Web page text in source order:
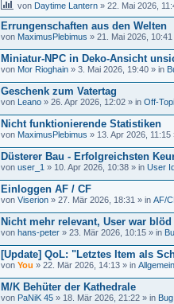
von Daytime Lantern » 22. Mai 2026,
Errungenschaften aus den Welten
von MaximusPlebimus » 21. Mai 2026, 10:41
Miniatur-NPC in Deko-Ansicht
von Mor Rioghain » 3. Mai 2026, 19:40 » in
Geschenk zum Vatertag
von Leano » 26. Apr 2026, 12:02 » in Off-
Nicht funktionierende Statistiken
von MaximusPlebimus » 13. Apr 2026, 11:15
Düsterer Bau - Erfolgreichsten
von user_1 » 10. Apr 2026, 10:38 » in User
Einloggen AF / CF
von Viserion » 27. Mär 2026, 18:31 » in AF/
Nicht mehr relevant, User war blöd
von hans-peter » 23. Mär 2026, 10:15 » in
[Update] QoL: "Letztes Item als
von You » 22. Mär 2026, 14:13 » in
M/K Behüter der Kathedrale
von PaNiK 45 » 18. Mär 2026, 21:22 » in